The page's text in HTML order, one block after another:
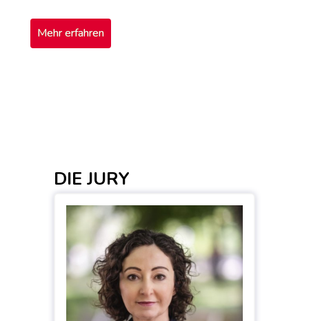
Mehr erfahren
DIE JURY